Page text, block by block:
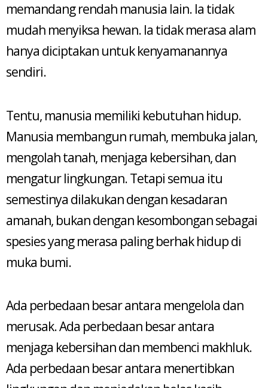
memandang rendah manusia lain. Ia tidak
mudah menyiksa hewan. Ia tidak merasa alam
hanya diciptakan untuk kenyamanannya
sendiri.
Tentu, manusia memiliki kebutuhan hidup.
Manusia membangun rumah, membuka jalan,
mengolah tanah, menjaga kebersihan, dan
mengatur lingkungan. Tetapi semua itu
semestinya dilakukan dengan kesadaran
amanah, bukan dengan kesombongan sebagai
spesies yang merasa paling berhak hidup di
muka bumi.
Ada perbedaan besar antara mengelola dan
merusak. Ada perbedaan besar antara
menjaga kebersihan dan membenci makhluk.
Ada perbedaan besar antara menertibkan